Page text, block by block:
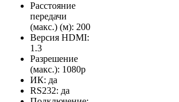
Расстояние
передачи
(макс.) (м): 200
Версия HDMI:
1.3
Разрешение
(макс.): 1080p
ИК: да
RS232: да